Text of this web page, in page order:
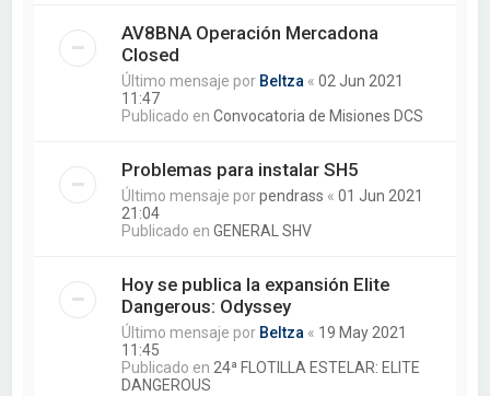
AV8BNA Operación Mercadona
Closed
Último mensaje por Beltza «02 Jun 2021
11:47
Publicado enConvocatoria de Misiones DCS
Problemas para instalar SH5
Último mensaje porpendrass «01 Jun 2021
21:04
Publicado enGENERAL SHV
Hoy se publica la expansión Elite
Dangerous: Odyssey
Último mensaje por Beltza « 19 May 2021
11:45
Publicado en 24ª FLOTILLA ESTELAR: ELITE
DANGEROUS